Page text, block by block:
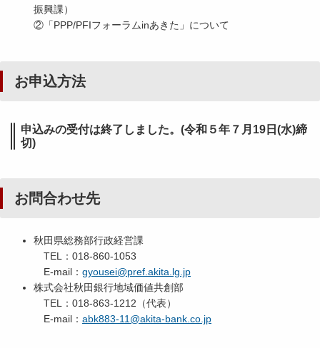
振興課）
②「PPP/PFIフォーラムinあきた」について
お申込方法
申込みの受付は終了しました。(令和５年７月19日(水)締
切)
お問合わせ先
秋田県総務部行政経営課
TEL：018-860-1053
E-mail： gyousei@pref.akita.lg.jp
株式会社秋田銀行地域価値共創部
TEL：018-863-1212（代表）
E-mail： abk883-11@akita-bank.co.jp